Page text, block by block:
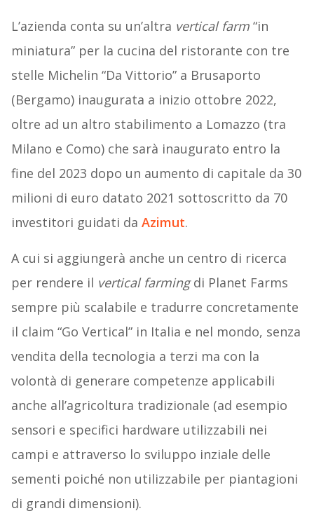
L’azienda conta su un’altra vertical farm“in
miniatura” per la cucina del ristorante con tre
stelle Michelin “Da Vittorio” a Brusaporto
(Bergamo) inaugurata a inizio ottobre 2022,
oltre ad un altro stabilimento a Lomazzo (tra
Milano e Como) che sarà inaugurato entro la
fine del 2023 dopo un aumento di capitale da 30
milioni di euro datato 2021 sottoscritto da 70
investitori guidati da Azimut.
A cui si aggiungerà anche un centro di ricerca
per rendere il vertical farmingdi Planet Farms
sempre più scalabile e tradurre concretamente
il claim “Go Vertical” in Italia e nel mondo, senza
vendita della tecnologia a terzi ma con la
volontà di generare competenze applicabili
anche all’agricoltura tradizionale (ad esempio
sensori e specifici hardware utilizzabili nei
campi e attraverso lo sviluppo inziale delle
sementi poiché non utilizzabile per piantagioni
di grandi dimensioni).